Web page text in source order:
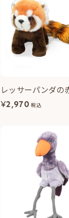
レッサーパンダの
¥2,970 税込